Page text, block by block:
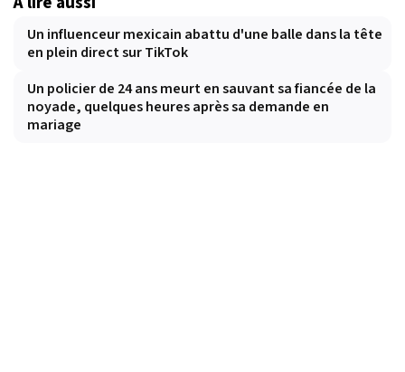
Un influenceur mexicain abattu d'une balle dans la tête
en plein direct sur TikTok
Un policier de 24 ans meurt en sauvant sa fiancée de la
noyade, quelques heures après sa demande en
mariage